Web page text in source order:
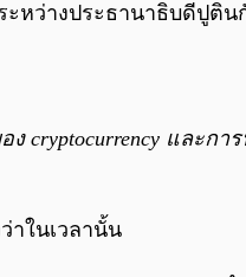
หว่างประธานาธิบดีปูติ
cryptocurrency และก
าในเวลานั้น